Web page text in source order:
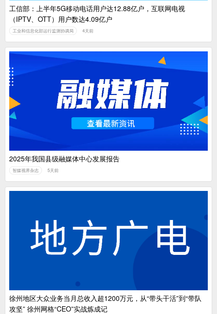
工信部：上半年5G移动电话用户达12.88亿户，互联网电视
（IPTV、OTT）用户数达4.09亿户
工业和信息化部运行监测协调局 4天前
2025年我国县级融媒体中心发展报告
智媒视界杂志 5天前
徐州地区大众业务当月总收入超1200万元，从“带头干活”到“带队
攻坚” 徐州网格“CEO”实战炼成记